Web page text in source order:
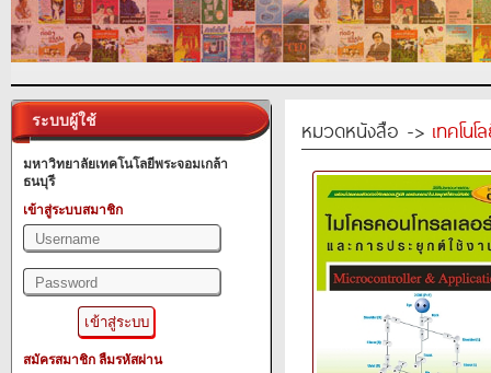
ระบบผู้ใช้
มหาวิทยาลัยเทคโนโลยีพระจอมเกล้า
ธนบุรี
เข้าสู่ระบบสมาชิก
สมัครสมาชิก ลืมรหัสผ่าน
หมวดหนังสือ -> เทคโน